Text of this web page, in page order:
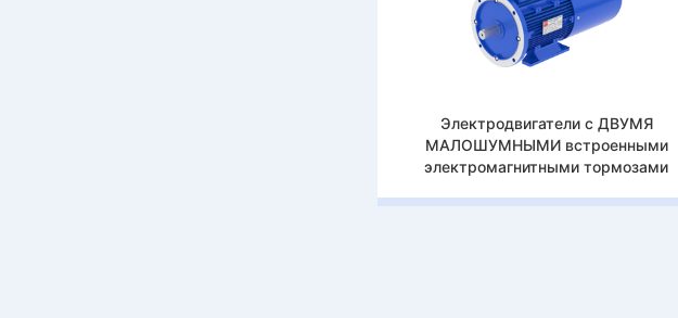
Электродвигатели с ДВУМЯ
МАЛОШУМНЫМИ встроенными
электромагнитными тормозами